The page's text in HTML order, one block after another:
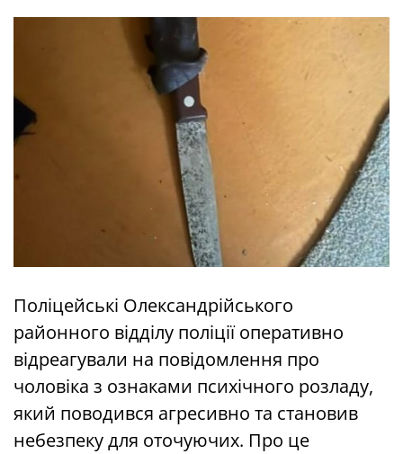
Поліцейські Олександрійського
районного відділу поліції оперативно
відреагували на повідомлення про
чоловіка з ознаками психічного розладу,
який поводився агресивно та становив
небезпеку для оточуючих. Про це